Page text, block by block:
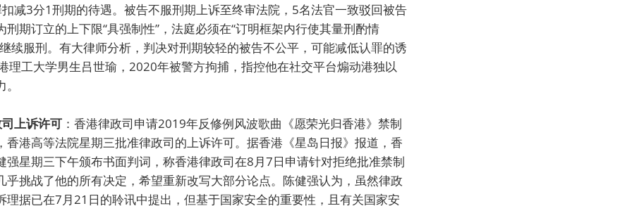
减3分1刑期的待遇。被告不服刑期上诉至终审法院，5名法官一致驳回被告
刑期订立的上下限“具强制性”，法庭必须在“订明框架内行使其量刑酌情
续服刑。有大律师分析，判决对刑期较轻的被告不公平，可能减低认罪的诱
理工大学男生吕世瑜，2020年被警方拘捕，指控他在社交平台煽动港独以
上诉许可 ：香港律政司申请2019年反修例风波歌曲《愿荣光归香港》禁制
香港高等法院星期三批准律政司的上诉许可。据香港《星岛日报》报道，香
强星期三下午颁布书面判词，称香港律政司在8月7日申请针对拒绝批准禁制
乎挑战了他的所有决定，希望重新改写大部分论点。陈健强认为，虽然律政
理据已在7月21日的聆讯中提出，但基于国家安全的重要性，且有关国家安